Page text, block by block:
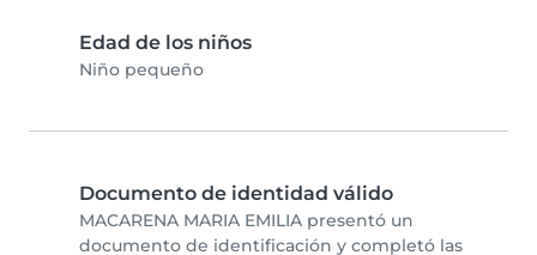
Edad de los niños
Niño pequeño
Documento de identidad válido
MACARENA MARIA EMILIA presentó un
documento de identificación y completó las